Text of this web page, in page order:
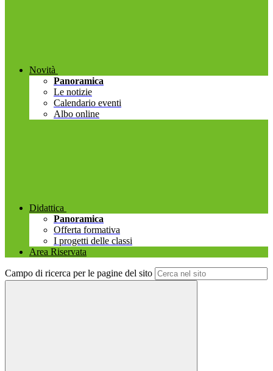
Novità
Panoramica
Le notizie
Calendario eventi
Albo online
Didattica
Panoramica
Offerta formativa
I progetti delle classi
Area Riservata
Campo di ricerca per le pagine del sito